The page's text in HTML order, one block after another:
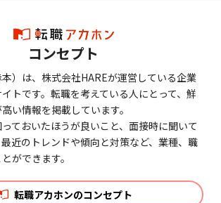
コンセプト
）は、株式会社HAREが運営している企業
トです。転職を考えている人にとって、鮮
い情報を掲載しています。
ておいたほうが良いこと、面接時に聞いて
近のトレンドや傾向と対策など、業種、職
ができます。
転職アカホンのコンセプト